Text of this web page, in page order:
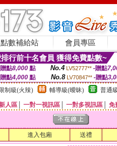
點數補給站 會員專區
行前十名會員 獲得免費點數~
點8,000點 No.4 LV52777** -贈點
點4,000 點 No.8 LV70847** -贈點
制級(火辣) 輔導級(曖昧) 普通
人區 一對一視訊區 一對多視訊區 免
進入包廂 送禮